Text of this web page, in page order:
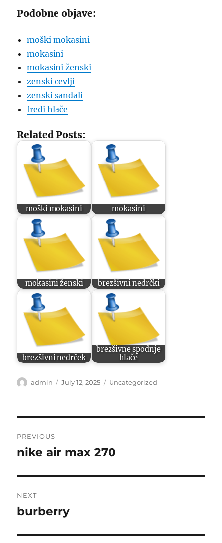
Podobne objave:
moški mokasini
mokasini
mokasini ženski
zenski cevlji
zenski sandali
fredi hlače
Related Posts:
moški mokasini mokasini
mokasini ženski brezšivni nedrčki
brezšivni nedrček
brezšivne spodnje
hlače
Author
admin
Posted
July 12, 2025 Categories
Uncategorized
navigation
PREVIOUS
Previous
nike air max 270
NEXT
Next
burberry